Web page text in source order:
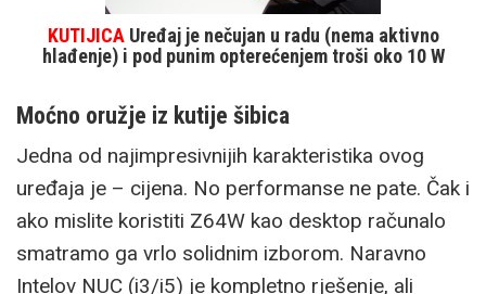
KUTIJICAUređaj je nečujan u radu (nema aktivno
hlađenje) i pod punim opterećenjem troši oko 10 W
Moćno oružje iz kutije šibica
Jedna od najimpresivnijih karakteristika ovog
uređaja je – cijena. No performanse ne pate. Čak i
ako mislite koristiti Z64W kao desktop računalo
smatramo ga vrlo solidnim izborom. Naravno
Intelov NUC (i3/i5) je kompletno rješenje, ali